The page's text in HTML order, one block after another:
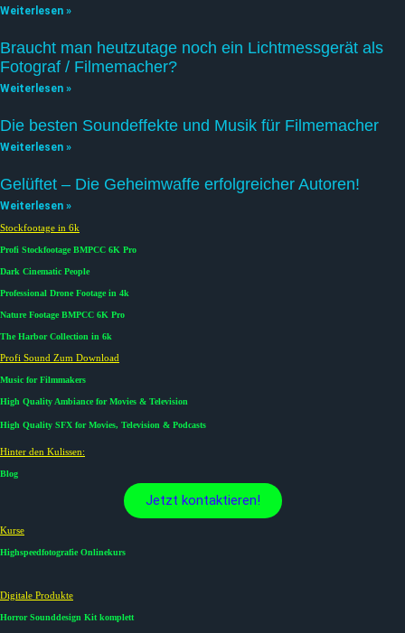
Weiterlesen »
Braucht man heutzutage noch ein Lichtmessgerät als
Fotograf / Filmemacher?
Weiterlesen »
Die besten Soundeffekte und Musik für Filmemacher
Weiterlesen »
Gelüftet – Die Geheimwaffe erfolgreicher Autoren!
Weiterlesen »
Stockfootage in 6k
Profi Stockfootage BMPCC 6K Pro
Dark Cinematic People
Professional Drone Footage in 4k
Nature Footage BMPCC 6K Pro
The Harbor Collection in 6k
Profi Sound Zum Download
Music for Filmmakers
High Quality Ambiance for Movies & Television
High Quality SFX for Movies, Television & Podcasts
Hinter den Kulissen:
Blog
Jetzt kontaktieren!
Kurse​
Highspeedfotografie Onlinekurs
Digitale Produkte​
Horror Sounddesign Kit komplett